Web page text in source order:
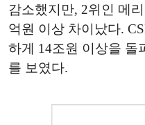
감소했지만, 2위인 메
억원 이상 차이났다.
하게 14조원 이상을 돌
를 보였다.